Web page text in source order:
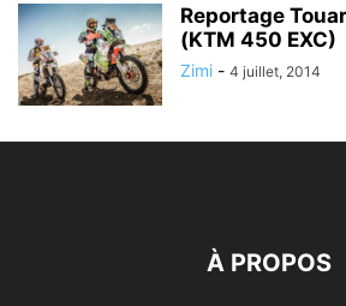
Reportage
(KTM 450 EXC)
Zimi - 4 juillet, 2014
À PROPOS